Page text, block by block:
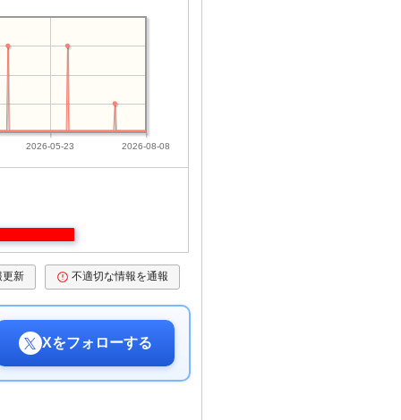
2026-05-23 2026-08-08
新 不適切な情報を通報
Xをフォローする